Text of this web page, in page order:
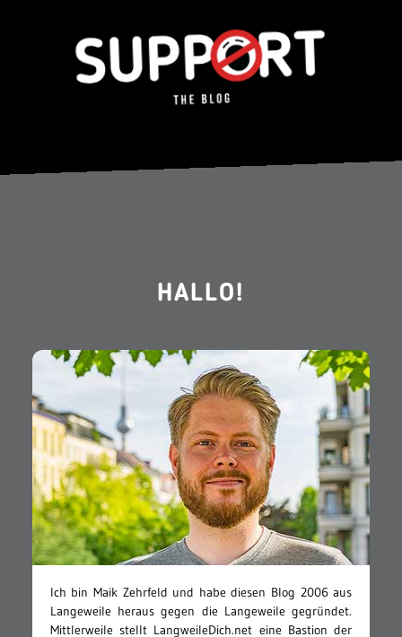
HALLO!
Ich bin Maik Zehrfeld und habe diesen Blog 2006 aus
Langeweile heraus gegen die Langeweile gegründet.
Mittlerweile stellt LangweileDich.net eine Bastion der